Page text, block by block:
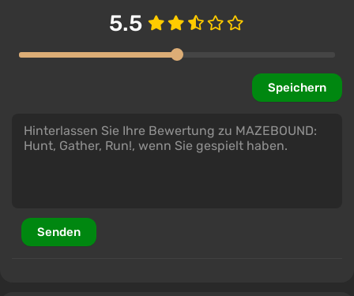
5.5
Speichern
Senden